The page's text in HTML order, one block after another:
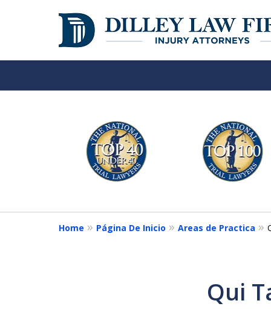
Over 50 Years
Your Side
6
Home Página De Inicio Areas de Practica
Qui